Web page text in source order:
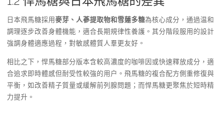
日本飛馬糖採用麥芽、人蔘提取物和雪蓮多糖為核心成分，通過温和
調理逐步改善身體機能，適合長期規律性養護。其分階段服用的設計
強調身體適應過程，對敏感體質人羣更友好。
相比之下，悍馬糖部分版本含較高濃度的咖啡因或快速釋放成分，適
合追求即時體感但耐受性較強的用户。飛馬糖的複合配方側重修復與
平衡，如改善精子質量或緩解前列腺問題；而悍馬糖更聚焦於短時精
力提升。